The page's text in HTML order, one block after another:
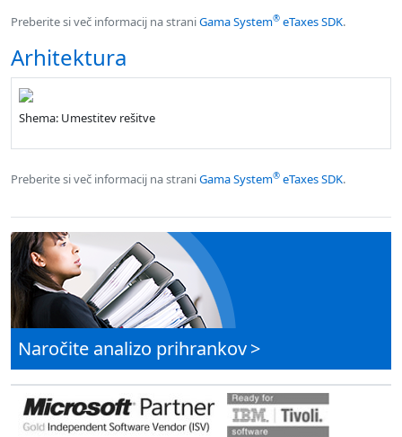
Preberite si več informacij na straniGama System® eTaxes SDK.
Arhitektura
Shema: Umestitev rešitve
Preberite si več informacij na straniGama System® eTaxes SDK.
Naročite analizo prihrankov>